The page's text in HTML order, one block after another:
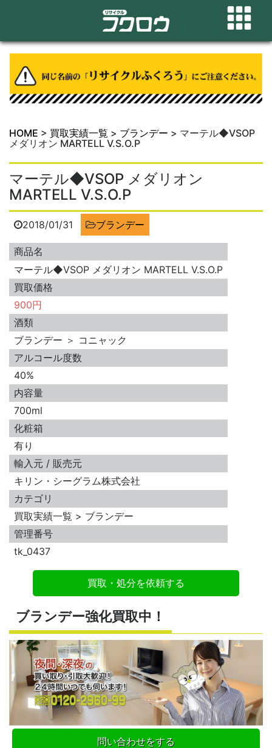
HOME > 買取実績一覧 > ブランデー > マーテル◆VSOP
メダリオン MARTELL V.S.O.P
マーテル◆VSOP メダリオン
MARTELL V.S.O.P
2018/01/31 ブランデー
商品名
マーテル◆VSOP メダリオン MARTELL V.S.O.P
買取価格
900円
酒類
ブランデー ＞ コニャック
アルコール度数
40%
内容量
700ml
化粧箱
有り
輸入元 / 販売元
キリン・シーグラム株式会社
カテゴリ
買取実績一覧 > ブランデー
管理番号
tk_0437
買取・処分を依頼する
ブランデー強化買取中！
問い合わせをする